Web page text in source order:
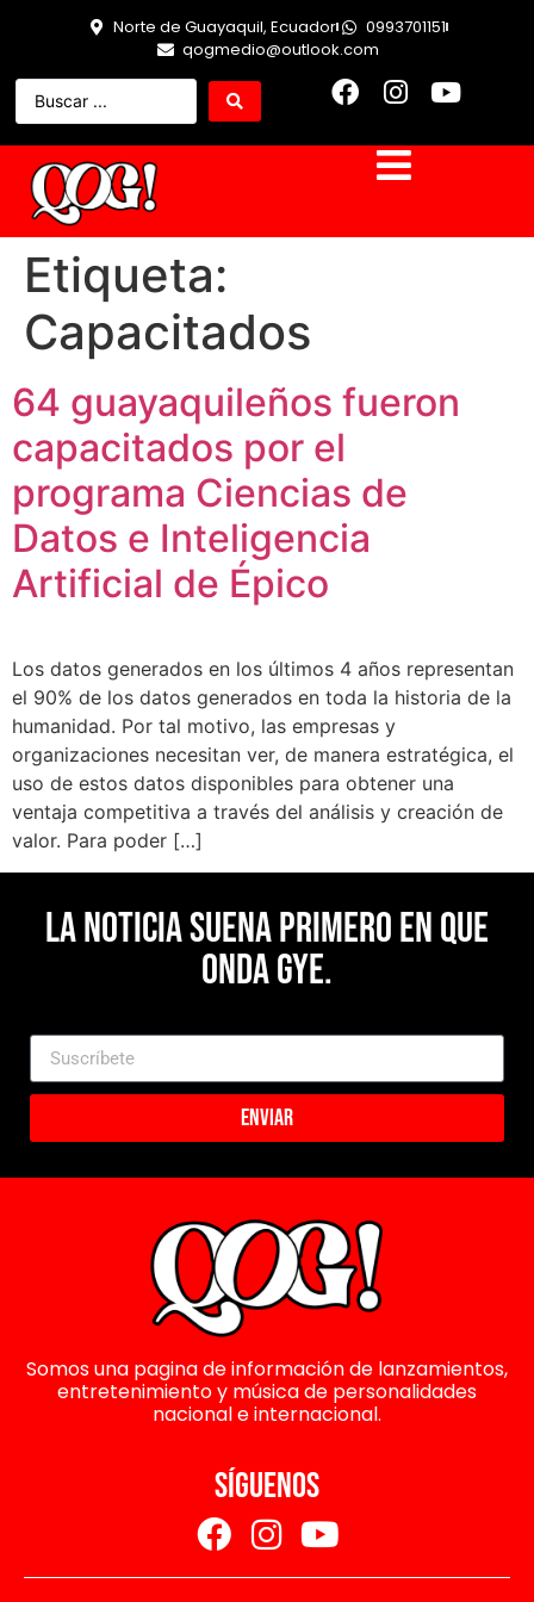
Norte de Guayaquil, Ecuador
0993701151
qogmedio@outlook.com
Etiqueta:
Capacitados
64 guayaquileños fueron
capacitados por el
programa Ciencias de
Datos e Inteligencia
Artificial de Épico
Los datos generados en los últimos 4 años representan
el 90% de los datos generados en toda la historia de la
humanidad. Por tal motivo, las empresas y
organizaciones necesitan ver, de manera estratégica, el
uso de estos datos disponibles para obtener una
ventaja competitiva a través del análisis y creación de
valor. Para poder […]
La noticia suena primero en Que
Onda Gye.
Enviar
Somos una pagina de información de lanzamientos,
entretenimiento y música de personalidades
nacional e internacional.
SÍGUENOS